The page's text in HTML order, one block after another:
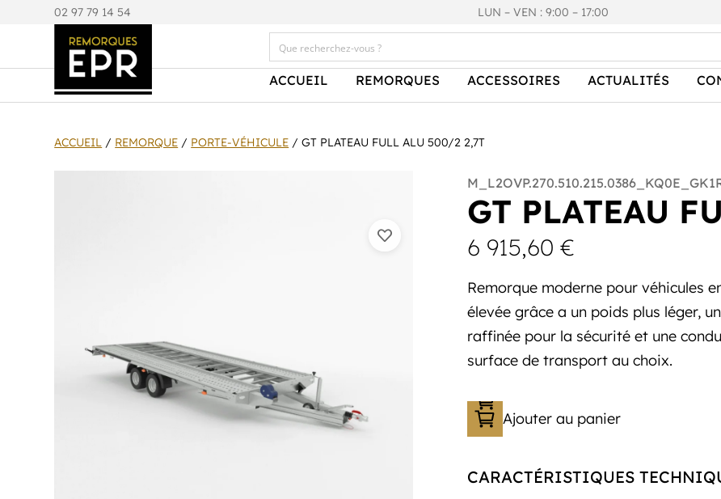
02 97 79 14 54 LUN – VEN : 9:00 – 17:00
ACCUEIL REMORQUES ACCESSOIRES ACTUALITÉS
ACCUEIL / REMORQUE / PORTE-VÉHICULE / GT PLATEAU FULL ALU 500/2 2,7T
GT PLATEAU
6 915,60 €
Remorque moderne pour véhicules
élevée grâce a un poids plus léger,
raffinée pour la sécurité et une
surface de transport au choix.
Ajouter au panier
CARACTÉRISTIQUES